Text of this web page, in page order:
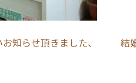
知らせ頂きました、 結